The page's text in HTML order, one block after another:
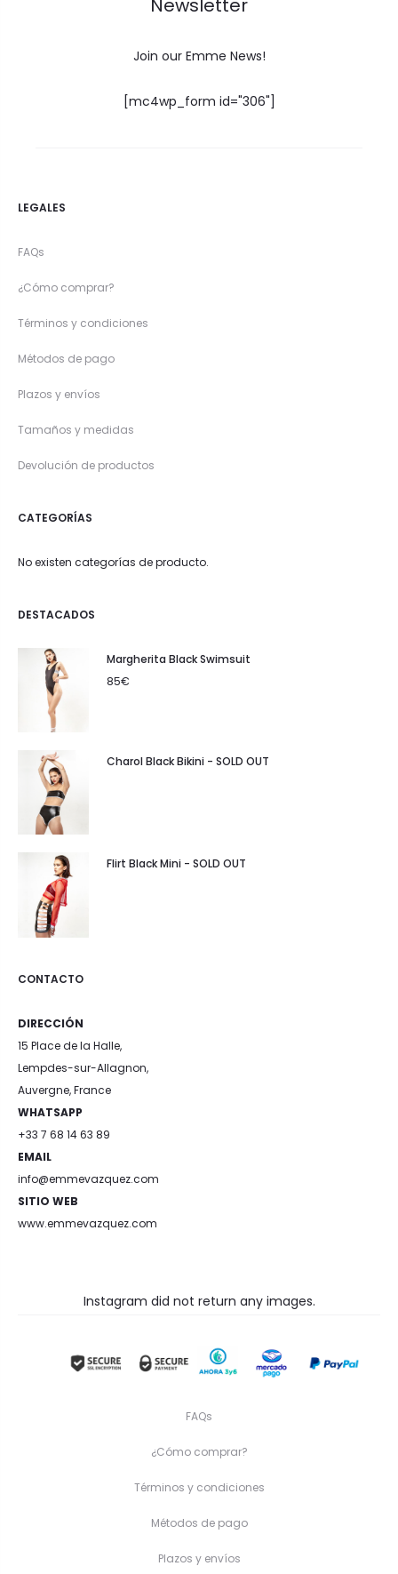
Newsletter
Join our Emme News!
[mc4wp_form id="306"]
LEGALES
FAQs
¿Cómo comprar?
Términos y condiciones
Métodos de pago
Plazos y envíos
Tamaños y medidas
Devolución de productos
CATEGORÍAS
No existen categorías de producto.
DESTACADOS
Margherita Black Swimsuit
85€
Charol Black Bikini - SOLD OUT
Flirt Black Mini - SOLD OUT
CONTACTO
DIRECCIÓN
15 Place de la Halle,
Lempdes-sur-Allagnon,
Auvergne, France
WHATSAPP
+33 7 68 14 63 89
EMAIL
info@emmevazquez.com
SITIO WEB
www.emmevazquez.com
Instagram did not return any images.
FAQs
¿Cómo comprar?
Términos y condiciones
Métodos de pago
Plazos y envíos